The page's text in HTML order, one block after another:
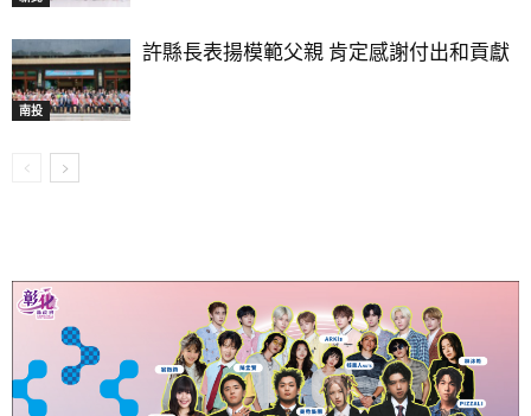
南投
許縣長表揚模範父親 肯定感謝付出和貢獻